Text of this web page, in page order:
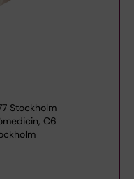
Stockholm
C6